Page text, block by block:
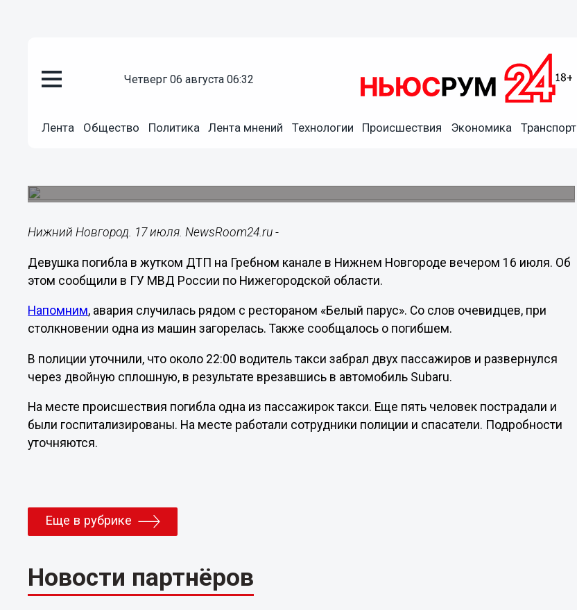
четверг 06 августа 06:32
Лента Общество Политика Лента мнений Технологии Происшествия Экономика Транспорт
Один человек погиб и 5 пострадали в ДТП с такси на
Нижний Новгород. 17 июля. NewsRoom24.ru -
Девушка погибла в жутком ДТП на Гребном канале в Нижнем Новгороде вечером 16 июля. Об
этом сообщили в ГУ МВД России по Нижегородской области.
Напомним, авария случилась рядом с рестораном «Белый парус». Со слов очевидцев, при
столкновении одна из машин загорелась. Также сообщалось о погибшем.
В полиции уточнили, что около 22:00 водитель такси забрал двух пассажиров и развернулся
через двойную сплошную, в результате врезавшись в автомобиль Subaru.
На месте происшествия погибла одна из пассажирок такси. Еще пять человек пострадали и
были госпитализированы. На месте работали сотрудники полиции и спасатели. Подробности
уточняются.
Еще в рубрике
Новости партнёров